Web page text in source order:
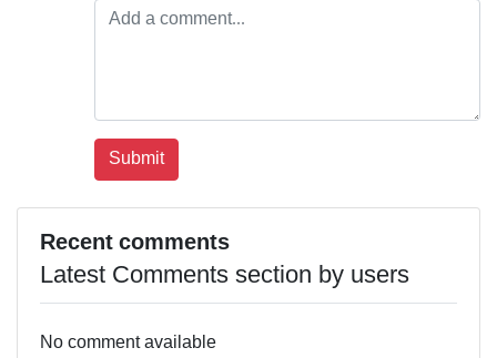
Recent comments
Latest Comments section by users
No comment available